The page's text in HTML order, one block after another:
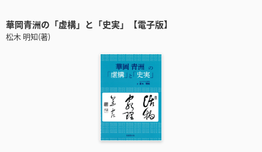
華岡青洲の「虚構」と「史実」【電子版】
松木 明知(著)